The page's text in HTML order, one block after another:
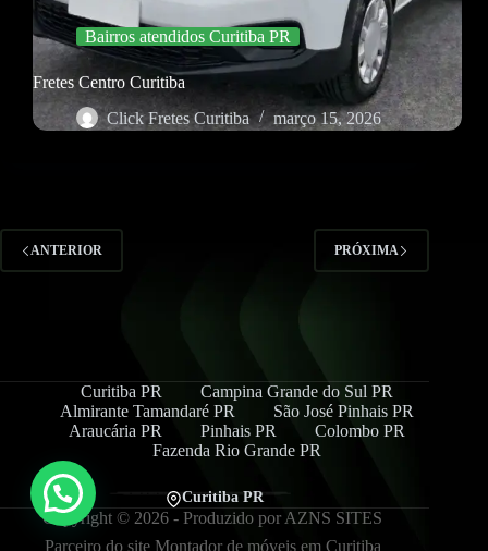
Bairros atendidos Curitiba PR
Fretes Centro Curitiba
Click Fretes Curitiba
março 15, 2026
ANTERIOR PRÓXIMA
Curitiba PR
Campina Grande do Sul PR
Almirante Tamandaré PR
São José Pinhais PR
Araucária PR
Pinhais PR
Colombo PR
Fazenda Rio Grande PR
Curitiba PR
Copyright © 2026 - Produzido por AZNS SITES
Parceiro do site Montador de móveis em Curitiba
Precisa de Ajuda?